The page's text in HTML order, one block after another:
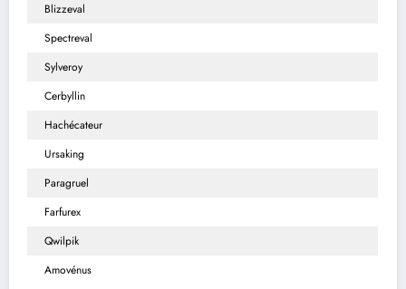
Blizzeval
Spectreval
Sylveroy
Cerbyllin
Hachécateur
Ursaking
Paragruel
Farfurex
Qwilpik
Amovénus